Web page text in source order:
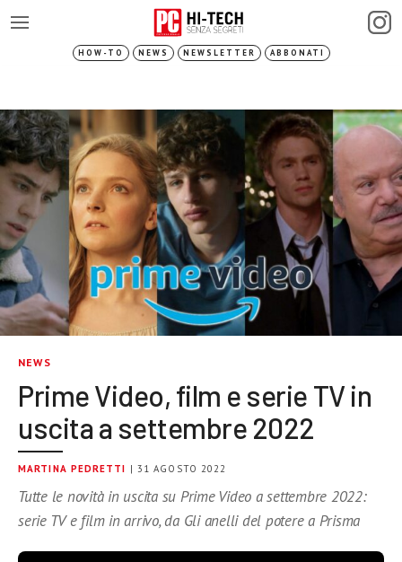
HOW-TO NEWS NEWSLETTER ABBONATI
NEWS
Prime Video, film e serie TV in
uscita a settembre 2022
MARTINA PEDRETTI | 31 AGOSTO 2022
Tutte le novità in uscita su Prime Video a settembre 2022:
serie TV e film in arrivo, da Gli anelli del potere a Prisma